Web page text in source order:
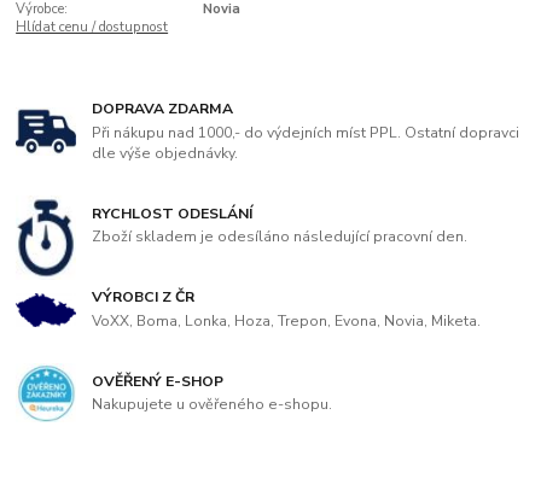
Výrobce:
Novia
Hlídat cenu / dostupnost
DOPRAVA ZDARMA
Při nákupu nad 1000,- do výdejních míst PPL. Ostatní dopravci
dle výše objednávky.
RYCHLOST ODESLÁNÍ
Zboží skladem je odesíláno následující pracovní den.
VÝROBCI Z ČR
VoXX, Boma, Lonka, Hoza, Trepon, Evona, Novia, Miketa.
OVĚŘENÝ E-SHOP
Nakupujete u ověřeného e-shopu.